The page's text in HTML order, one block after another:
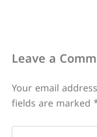
Leave a
Your email
fields are marked
Type